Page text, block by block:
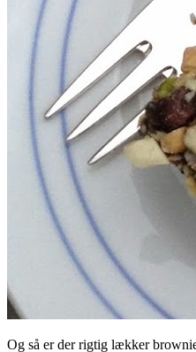
Og så er der rigtig lækker